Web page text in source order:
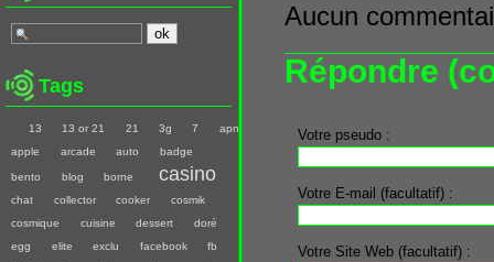
Aucun
Répondre
Votre pseudo :
Votre E-mail (facultatif) :
Votre Site Web (facultatif) :
Tags
13 13 or 21 21 3g 7
apn
apple
arcade auto badge
bento blog borne casino
chat collector cooker
cosmik
cosmique
cuisine dessert
doré
egg
elite exclu facebook
fb